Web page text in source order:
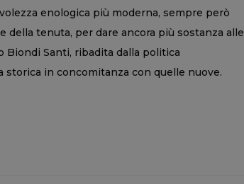
enologica più moderna, sempre però
della tenuta, per dare ancora più sostanza alle
Biondi Santi, ribadita dalla politica
storica in concomitanza con quelle nuove.